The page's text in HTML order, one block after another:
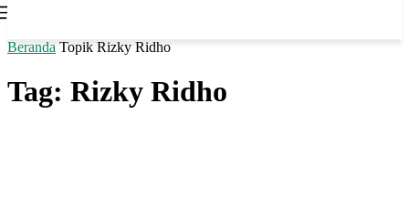
Beranda Topik Rizky Ridho
Tag: Rizky Ridho